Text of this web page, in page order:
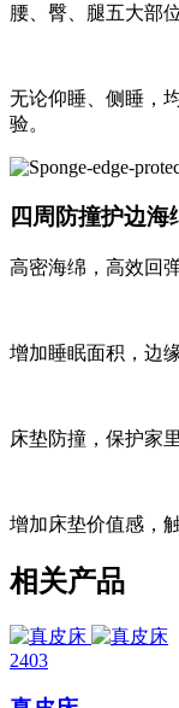
腰、臀、腿五大部
无论仰睡、侧睡，
验。
四周防撞护边海
高密海绵，高效回
增加睡眠面积，边
床垫防撞，保护家
增加床垫价值感，
相关产品
2403